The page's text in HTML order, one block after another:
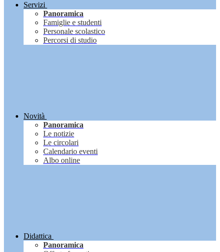
Servizi
Panoramica
Famiglie e studenti
Personale scolastico
Percorsi di studio
Novità
Panoramica
Le notizie
Le circolari
Calendario eventi
Albo online
Didattica
Panoramica